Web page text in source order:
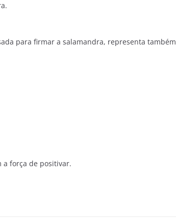
para firmar a salamandra, representa também
a força de positivar.